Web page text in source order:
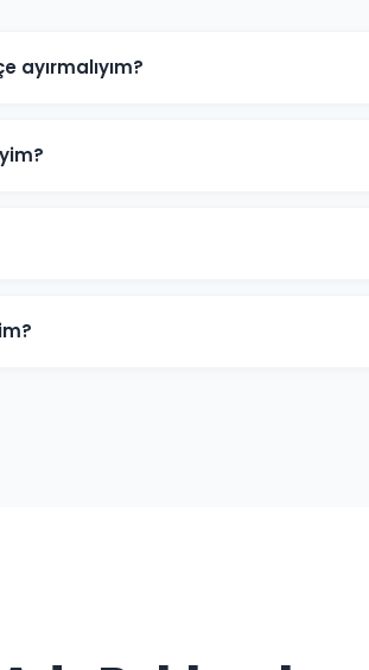
bütçe analizi için iletişime geçin.
yönetimle maliyetleri %30-50
ve hedeflerinize göre özel teklif sunuyoruz.